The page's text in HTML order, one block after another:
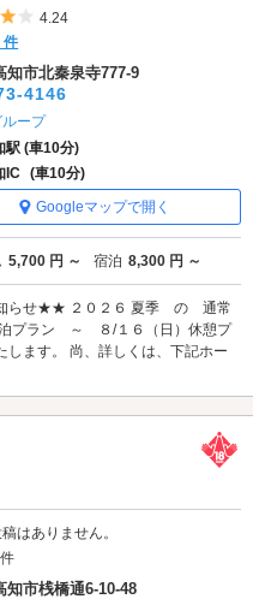
5つ星のうち4
4.24
件
知市北秦泉寺777-9
4146
ープ
駅 (車10分)
IC (車10分)
Googleマップで開く
5,700 円 ～ 宿泊 8,300 円 ～
らせ★★ ２０２６ 夏季 の 通常
プラン ～ ８/１６（日）休憩プ
します。 尚、詳しくは、下記ホー
はありません。
知市桟橋通6-10-48